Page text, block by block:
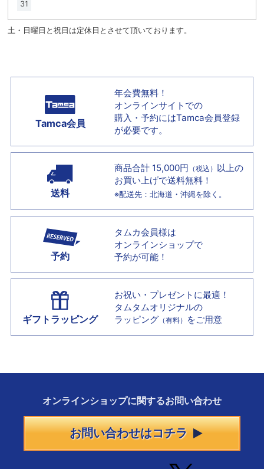
31
土・日曜日と祝日は定休日とさせて頂いております。
Tamca会員
年会費無料！
オンラインサイトでの
購入・予約にはTamca会員登録
が必要です。
送料
商品合計 15,000円 （税込） 以上の
お買い上げで送料無料！
※配送先：北海道・沖縄を除く。
予約
タムカ会員様は
オンラインショップで
予約が可能！
ギフトラッピング
お祝い・プレゼントに最適！
タムタムオリジナルの
ラッピング （有料） をご用意
オンラインショップに関するお問い合わせ
お問い合わせはコチラ